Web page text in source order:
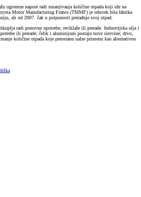
ogromne napore radi smanjivanja količine otpada koji ide na
Motor Manufacturing France (TMMF) je oduvek bila fabrika
ali od 2007. čak u potpunosti prerađuje svoj otpad.
radi ponovne upotrebe, reciklaže ili prerade. Industrijska ulja i
ili prerade; čelik i aluminijum postaju nove sirovine; drvo,
količine otpada koje preostanu nalze primenu kao alternativno